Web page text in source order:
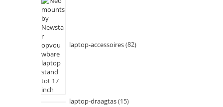
laptop-accessoires 82
laptop-draagtas 15